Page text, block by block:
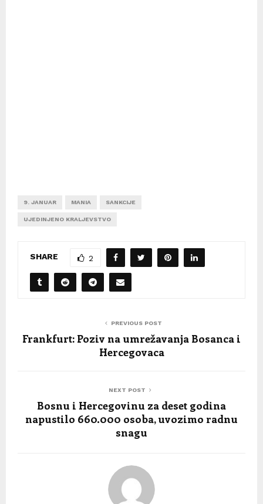
9. JANUAR MANIA SANKCIJE
UJEDINJENO KRALJEVSTVO
SHARE 2
PREVIOUS POST
Frankfurt: Poziv na umrežavanja Bosanca i
Hercegovaca
NEXT POST
Bosnu i Hercegovinu za deset godina
napustilo 660.000 osoba, uvozimo radnu
snagu